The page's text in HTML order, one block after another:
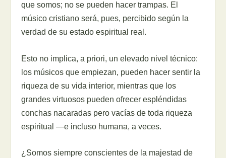
que somos; no se pueden hacer trampas. El
músico cristiano será, pues, percibido según la
verdad de su estado espiritual real.
Esto no implica, a priori, un elevado nivel técnico:
los músicos que empiezan, pueden hacer sentir la
riqueza de su vida interior, mientras que los
grandes virtuosos pueden ofrecer espléndidas
conchas nacaradas pero vacías de toda riqueza
espiritual —e incluso humana, a veces.
¿Somos siempre conscientes de la majestad de